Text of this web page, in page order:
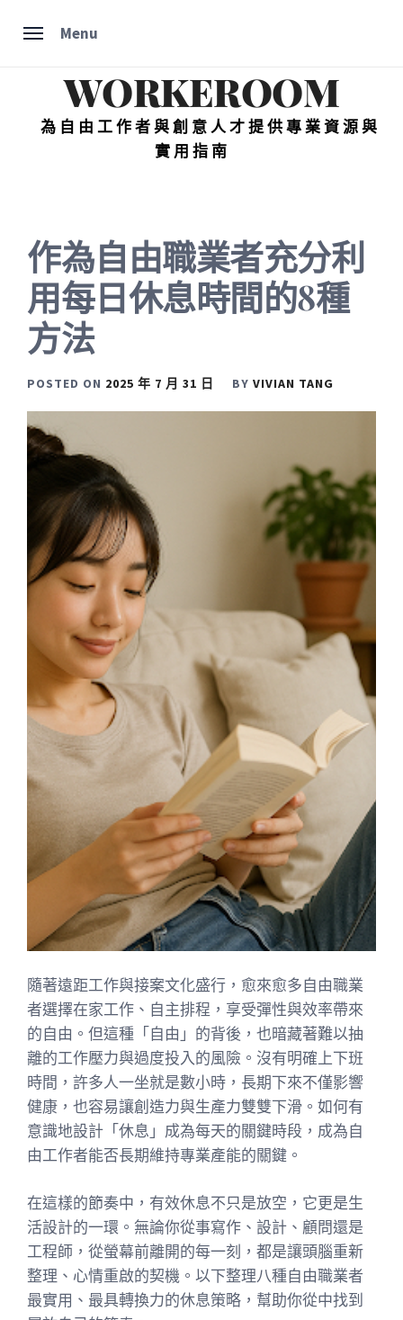
Menu
WORKEROOM
為自由工作者與創意人才提供專業資源與
實用指南
作為自由職業者充分利
用每日休息時間的8種
方法
POSTED ON 2025 年 7 月 31 日 BY VIVIAN TANG
隨著遠距工作與接案文化盛行，愈來愈多自由職業
者選擇在家工作、自主排程，享受彈性與效率帶來
的自由。但這種「自由」的背後，也暗藏著難以抽
離的工作壓力與過度投入的風險。沒有明確上下班
時間，許多人一坐就是數小時，長期下來不僅影響
健康，也容易讓創造力與生產力雙雙下滑。如何有
意識地設計「休息」成為每天的關鍵時段，成為自
由工作者能否長期維持專業產能的關鍵。
在這樣的節奏中，有效休息不只是放空，它更是生
活設計的一環。無論你從事寫作、設計、顧問還是
工程師，從螢幕前離開的每一刻，都是讓頭腦重新
整理、心情重啟的契機。以下整理八種自由職業者
最實用、最具轉換力的休息策略，幫助你從中找到